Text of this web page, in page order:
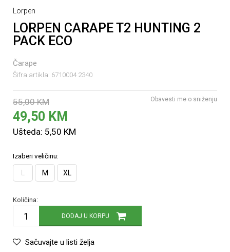
Lorpen
LORPEN CARAPE T2 HUNTING 2
PACK ECO
Čarape
Šifra artikla: 6710004 2340
55,00 KM
49,50 KM
Ušteda: 5,50 KM
Obavesti me o sniženju
Izaberi veličinu:
M XL
Količina:
DODAJ U KORPU
Sačuvajte u listi želja